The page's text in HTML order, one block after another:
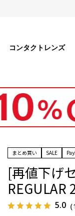
コンタクトレンズ
まとめ買い SALE
[再値下げ
REGULAR
5.0